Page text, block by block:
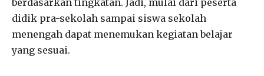
didik pra-sekolah sampai siswa sekolah
menengah dapat menemukan kegiatan belajar
yang sesuai.